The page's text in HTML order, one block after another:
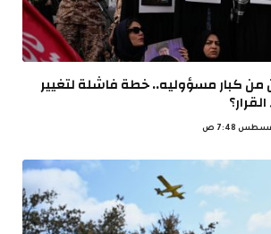
من كبار مسؤوليه.. خطة فاشلة لتغيير